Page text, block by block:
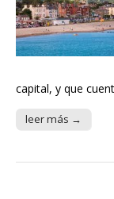
capital, y que
leer más →